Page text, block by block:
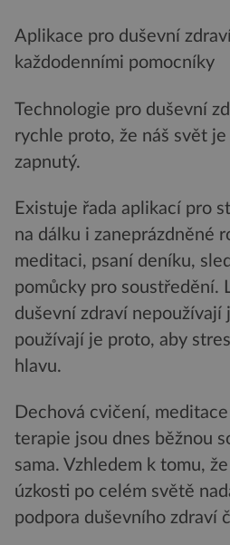
Aplikace pro duševní
každodenními pomocníky
Technologie pro duševní
rychle proto, že náš svět
zapnutý.
Existuje řada aplikací pro
na dálku i zaneprázdněné
meditaci, psaní deníku,
pomůcky pro soustředění.
duševní zdraví
používají je proto, aby
hlavu.
Dechová cvičení,
terapie jsou dnes běžnou
sama. Vzhledem k tomu,
úzkosti po celém světě
podpora duševního zdraví